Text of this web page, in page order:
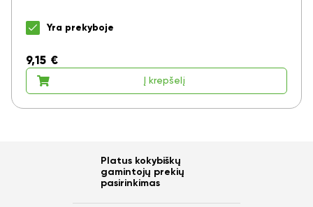
Yra prekyboje
9,15 €
Į krepšelį
Platus kokybiškų
gamintojų prekių
pasirinkimas